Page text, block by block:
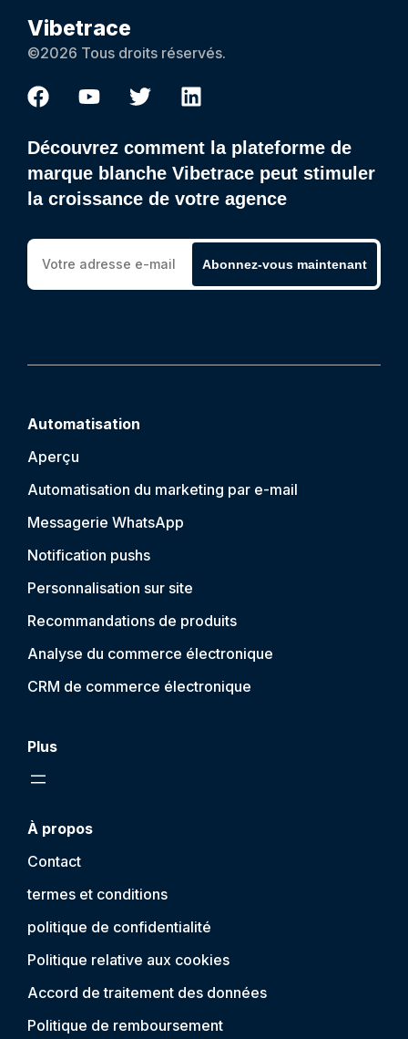
Vibetrace
©2026 Tous droits réservés.
Découvrez comment la plateforme de
marque blanche Vibetrace peut stimuler
la croissance de votre agence
Abonnez-vous maintenant
Automatisation
Aperçu
Automatisation du marketing par e-mail
Messagerie WhatsApp
Notification pushs
Personnalisation sur site
Recommandations de produits
Analyse du commerce électronique
CRM de commerce électronique
Plus
À propos
Contact
termes et conditions
politique de confidentialité
Politique relative aux cookies
Accord de traitement des données
Politique de remboursement